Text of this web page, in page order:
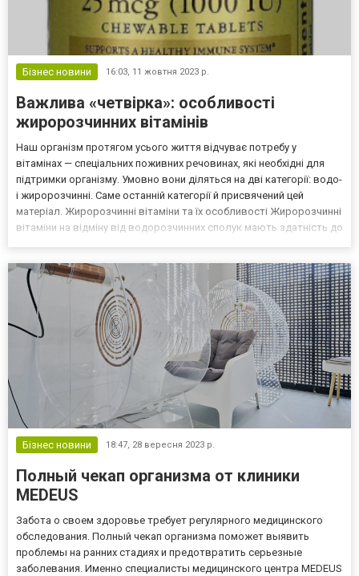
Бізнес новини 16:03, 11 жовтня 2023 р.
Важлива «четвірка»: особливості
жиророзчинних вітамінів
Наш організм протягом усього життя відчуває потребу у
вітамінах — спеціальних поживних речовинах, які необхідні для
підтримки організму. Умовно вони діляться на дві категорії: водо-
і жиророзчинні. Саме останній категорії й присвячений цей
матеріал. Жиророзчинні вітаміни та їх особливості Жиророзчинні
вітаміни на відміну від водорозчинних сполук мають здатність до
Бізнес новини 18:47, 28 вересня 2023 р.
Полный чекап организма от клиники
MEDEUS
Забота о своем здоровье требует регулярного медицинского
обследования. Полный чекап организма поможет выявить
проблемы на ранних стадиях и предотвратить серьезные
заболевания. Именно специалисты медицинского центра MEDEUS